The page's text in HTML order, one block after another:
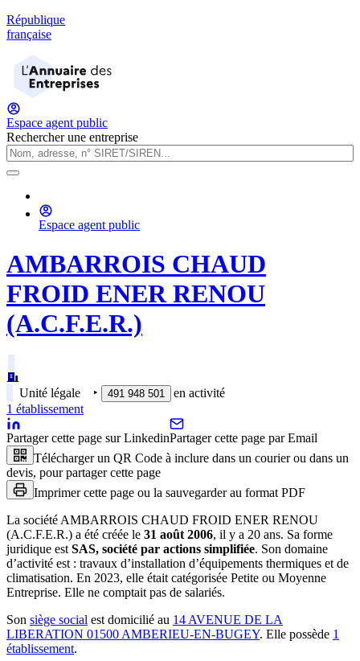
République
française
Espace agent public
Rechercher une entreprise
Espace agent public
AMBARROIS CHAUD
FROID ENER RENOU
(A.C.F.E.R.)
Unité légale ‣ 491 948 501
en activité
1 établissement
Partager cette page sur LinkedinPartager cette page par Email
Télécharger un QR Code à inclure dans un courier ou dans un
devis, pour partager cette page
Imprimer cette page ou la sauvegarder au format PDF
La société AMBARROIS CHAUD FROID ENER RENOU
(A.C.F.E.R.) a été créée le 31 août 2006, il y a 20 ans. Sa forme
juridique est SAS, société par actions simplifiée. Son domaine
d’activité est : travaux d’installation d’équipements thermiques et de
climatisation. En 2023, elle était catégorisée Petite ou Moyenne
Entreprise. Elle ne comptait pas de salariés.
Son siège social est domicilié au 14 AVENUE DE LA
LIBERATION 01500 AMBERIEU-EN-BUGEY. Elle possède 1
établissement.